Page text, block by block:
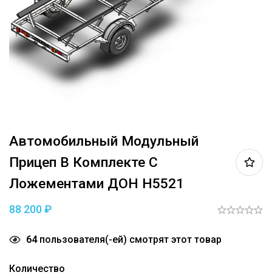
Автомобильный Модульный
Прицеп В Комплекте С
Ложементами ДОН Н5521
88 200₽
64пользователя(-ей) смотрят этот товар
Количество